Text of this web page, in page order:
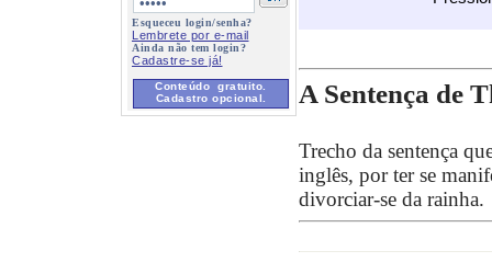
Esqueceu login/senha?
Lembrete por e-mail
Ainda não tem login?
Cadastre-se já!
Conteúdo gratuito.
Cadastro opcional.
A Sentença de
Trecho da sentença
inglês, por ter se
divorciar-se da rainha.